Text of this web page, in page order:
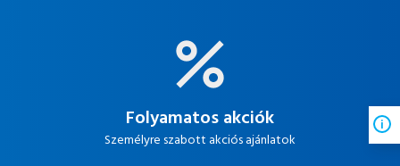
Folyamatos akciók
Személyre szabott akciós ajánlatok